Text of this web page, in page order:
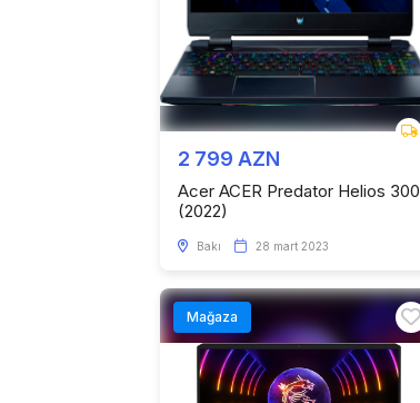
2 799 AZN
Acer ACER Predator Helios 300
(2022)
Bakı 28 mart 2023
Mağaza